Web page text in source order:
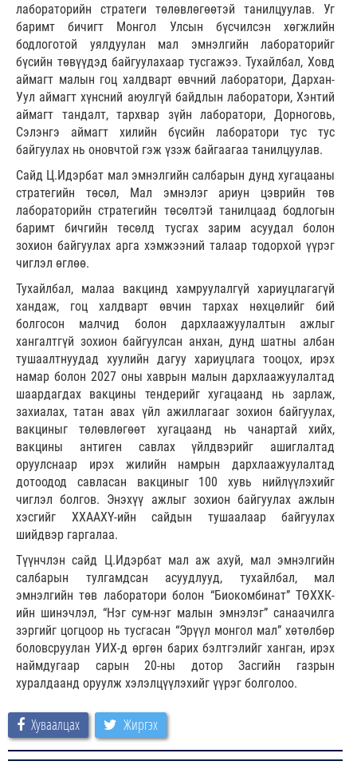
лабораторийн стратеги төлөвлөгөөтэй танилцуулав. Уг
баримт бичигт Монгол Улсын бүсчилсэн хөгжлийн
бодлоготой уялдуулан мал эмнэлгийн лабораторийг
бүсийн төвүүдэд байгуулахаар тусгажээ. Тухайлбал, Ховд
аймагт малын гоц халдварт өвчний лаборатори, Дархан-
Уул аймагт хүнсний аюулгүй байдлын лаборатори, Хэнтий
аймагт тандалт, тархвар зүйн лаборатори, Дорноговь,
Сэлэнгэ аймагт хилийн бүсийн лаборатори тус тус
байгуулах нь оновчтой гэж үзэж байгаагаа танилцуулав.
Сайд Ц.Идэрбат мал эмнэлгийн салбарын дунд хугацааны
стратегийн төсөл, Мал эмнэлэг ариун цэврийн төв
лабораторийн стратегийн төсөлтэй танилцаад бодлогын
баримт бичгийн төсөлд тусгах зарим асуудал болон
зохион байгуулах арга хэмжээний талаар тодорхой үүрэг
чиглэл өглөө.
Тухайлбал, малаа вакцинд хамруулалгүй хариуцлагагүй
хандаж, гоц халдварт өвчин тархах нөхцөлийг бий
болгосон малчид болон дархлаажуулалтын ажлыг
хангалтгүй зохион байгуулсан анхан, дунд шатны албан
тушаалтнуудад хуулийн дагуу хариуцлага тооцох, ирэх
намар болон 2027 оны хаврын малын дархлаажуулалтад
шаардагдах вакцины тендерийг хугацаанд нь зарлаж,
захиалах, татан авах үйл ажиллагааг зохион байгуулах,
вакциныг төлөвлөгөөт хугацаанд нь чанартай хийх,
вакцины антиген савлах үйлдвэрийг ашиглалтад
оруулснаар ирэх жилийн намрын дархлаажуулалтад
дотоодод савласан вакциныг 100 хувь нийлүүлэхийг
чиглэл болгов. Энэхүү ажлыг зохион байгуулах ажлын
хэсгийг ХХААХҮ-ийн сайдын тушаалаар байгуулах
шийдвэр гаргалаа.
Түүнчлэн сайд Ц.Идэрбат мал аж ахуй, мал эмнэлгийн
салбарын тулгамдсан асуудлууд, тухайлбал, мал
эмнэлгийн төв лаборатори болон “Биокомбинат” ТӨХХК-
ийн шинэчлэл, “Нэг сум-нэг малын эмнэлэг” санаачилга
зэргийг цогцоор нь тусгасан “Эрүүл монгол мал” хөтөлбөр
боловсруулан УИХ-д өргөн барих бэлтгэлийг ханган, ирэх
наймдугаар сарын 20-ны дотор Засгийн газрын
хуралдаанд оруулж хэлэлцүүлэхийг үүрэг болголоо.
Хуваалцах Жиргэх